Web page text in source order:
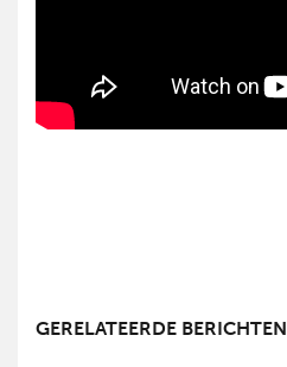
GERELATEERDE BERICHTEN